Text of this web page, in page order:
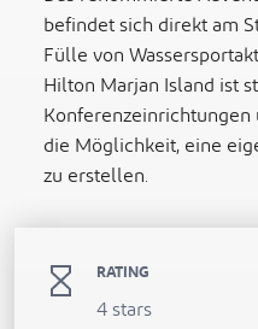
befindet sich direkt am
Fülle von
Hilton Marjan Island ist
die Möglichkeit, eine
zu erstellen.
RATING
4 stars